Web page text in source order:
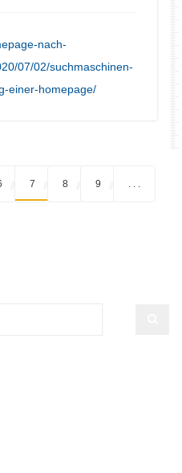
nach-
07/02/suchmaschinen-
einer-homepage/
7 8 9